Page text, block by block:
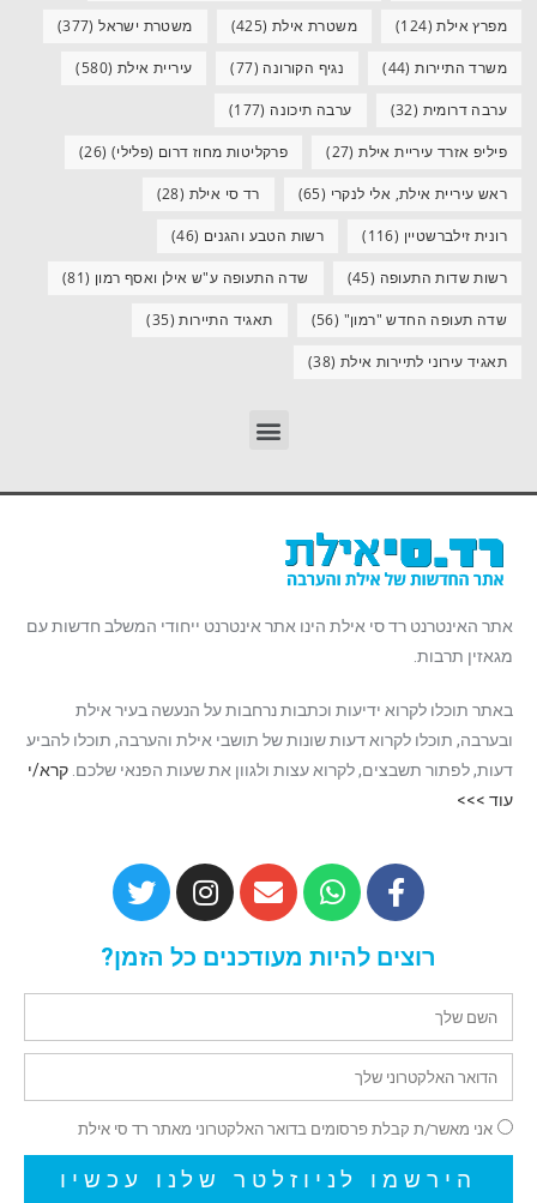
מפרץ אילת(124) משטרת אילת (425) משטרת ישראל(377)
משרד התיירות(44) נגיף הקורונה (77) עיריית אילת (580)
ערבה דרומית (32) ערבה תיכונה (177)
פיליפ אזרד עיריית אילת(27) פרקליטות מחוז דרום (פלילי) (26)
ראש עיריית אילת, אלי לנקרי (65) רד סי אילת (28)
רונית זילברשטיין (116) רשות הטבע והגנים (46)
רשות שדות התעופה (45) שדה התעופה ע"ש אילן ואסף רמון (81)
שדה תעופה החדש "רמון" (56) תאגיד התיירות(35)
תאגיד עירוני לתיירות אילת (38)
אתר האינטרנט רד סי אילת הינו אתר אינטרנט ייחודי המשלב חדשות עם
מגאזין תרבות.
באתר תוכלו לקרוא ידיעות וכתבות נרחבות על הנעשה בעיר אילת
ובערבה, תוכלו לקרוא דעות שונות של תושבי אילת והערבה, תוכלו להביע
דעות, לפתור תשבצים, לקרוא עצות ולגוון את שעות הפנאי שלכם. קרא/י
עוד >>>
רוצים להיות מעודכנים כל הזמן?
אני מאשר/ת קבלת פרסומים בדואר האלקטרוני מאתר רד סי אילת
הירשמו לניוזלטר שלנו עכשיו